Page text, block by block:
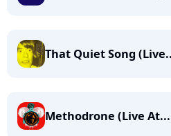
That Quiet Song
Methodrone (Live At...